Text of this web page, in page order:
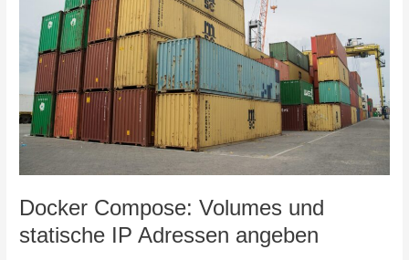
Docker Compose: Volumes und
statische IP Adressen angeben